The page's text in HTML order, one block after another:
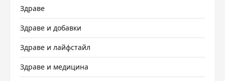
Здраве
Здраве и добавки
Здраве и лайфстайл
Здраве и медицина